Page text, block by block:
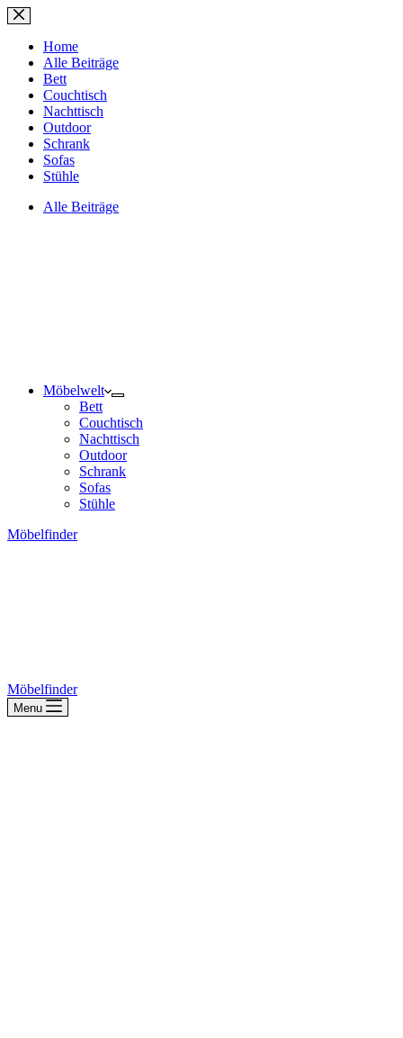
Zum
springenHome
Alle Beiträge
Bett
Couchtisch
Nachttisch
Outdoor
Schrank
Sofas
Stühle
Alle Beiträge
Möbelwelt
Bett
Couchtisch
Nachttisch
Outdoor
Schrank
Sofas
Stühle
Möbelfinder
Möbelfinder
Menu